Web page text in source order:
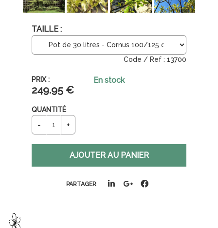
TAILLE :
13700
249.95 €
En stock
QUANTITÉ
PARTAGER